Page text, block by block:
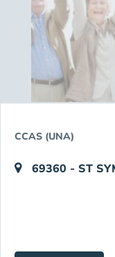
CCAS (UNA)
69360 - ST